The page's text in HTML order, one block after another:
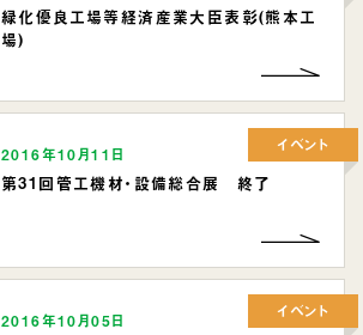
緑化優良工場等経済産業大臣表彰(熊本工
場)
2016年10月11日
第31回管工機材・設備総合展 終了
イベント
2016年10月05日 イベント